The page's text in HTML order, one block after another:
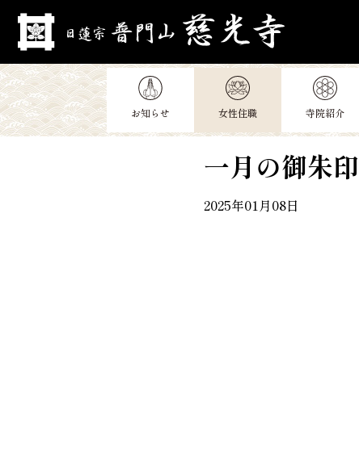
Skip
content
お知らせ 女性住職 寺院紹介
一月の御朱印
2025年01月08日